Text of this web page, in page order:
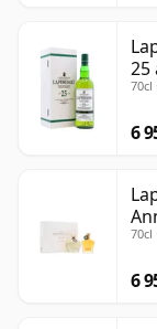
25
70cl
6
år
70cl
6